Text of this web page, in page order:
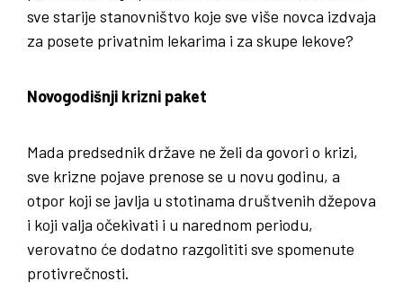
sve starije stanovništvo koje sve više novca izdvaja
za posete privatnim lekarima i za skupe lekove?
Novogodišnji krizni paket
Mada predsednik države ne želi da govori o krizi,
sve krizne pojave prenose se u novu godinu, a
otpor koji se javlja u stotinama društvenih džepova
i koji valja očekivati i u narednom periodu,
verovatno će dodatno razgolititi sve spomenute
protivrečnosti.